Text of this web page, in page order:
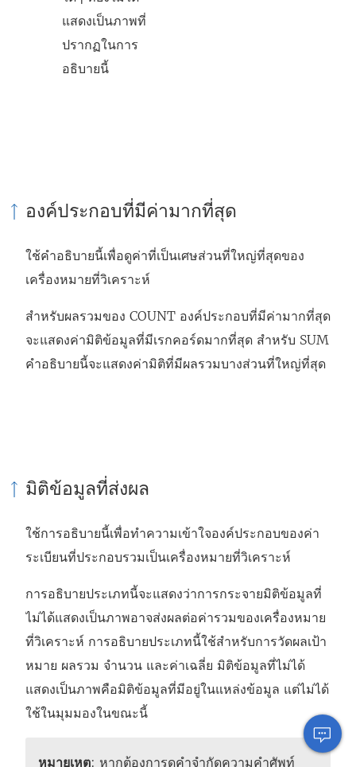
แสดงเป็นภาพที่
ปรากฏในการ
อธิบายนี้
องค์ประกอบที่มีค่ามากที่สุด
ใช้คำอธิบายนี้เพื่อดูค่าที่เป็นเศษส่วนที่ใหญ่ที่สุดของ
เครื่องหมายที่วิเคราะห์
สำหรับผลรวมของ COUNT องค์ประกอบที่มีค่ามากที่สุด
จะแสดงค่ามิติข้อมูลที่มีเรกคอร์ดมากที่สุด สำหรับ SUM
คำอธิบายนี้จะแสดงค่ามิติที่มีผลรวมบางส่วนที่ใหญ่ที่สุด
มิติข้อมูลที่ส่งผล
ใช้การอธิบายนี้เพื่อทำความเข้าใจองค์ประกอบของค่า
ระเบียนที่ประกอบรวมเป็นเครื่องหมายที่วิเคราะห์
การอธิบายประเภทนี้จะแสดงว่าการกระจายมิติข้อมูลที่
ไม่ได้แสดงเป็นภาพอาจส่งผลต่อค่ารวมของเครื่องหมาย
ที่วิเคราะห์ การอธิบายประเภทนี้ใช้สำหรับการวัดผลเป้า
หมาย ผลรวม จำนวน และค่าเฉลี่ย มิติข้อมูลที่ไม่ได้
แสดงเป็นภาพคือมิติข้อมูลที่มีอยู่ในแหล่งข้อมูล แต่ไม่ได้
ใช้ในมุมมองในขณะนี้
หมายเหตุ: หากต้องการดูคำจำกัดความคำศัพท์